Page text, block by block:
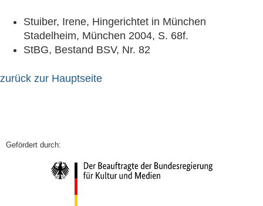
Stuiber, Irene, Hingerichtet in München
Stadelheim, München 2004, S. 68f.
StBG, Bestand BSV, Nr. 82
zurück zur Hauptseite